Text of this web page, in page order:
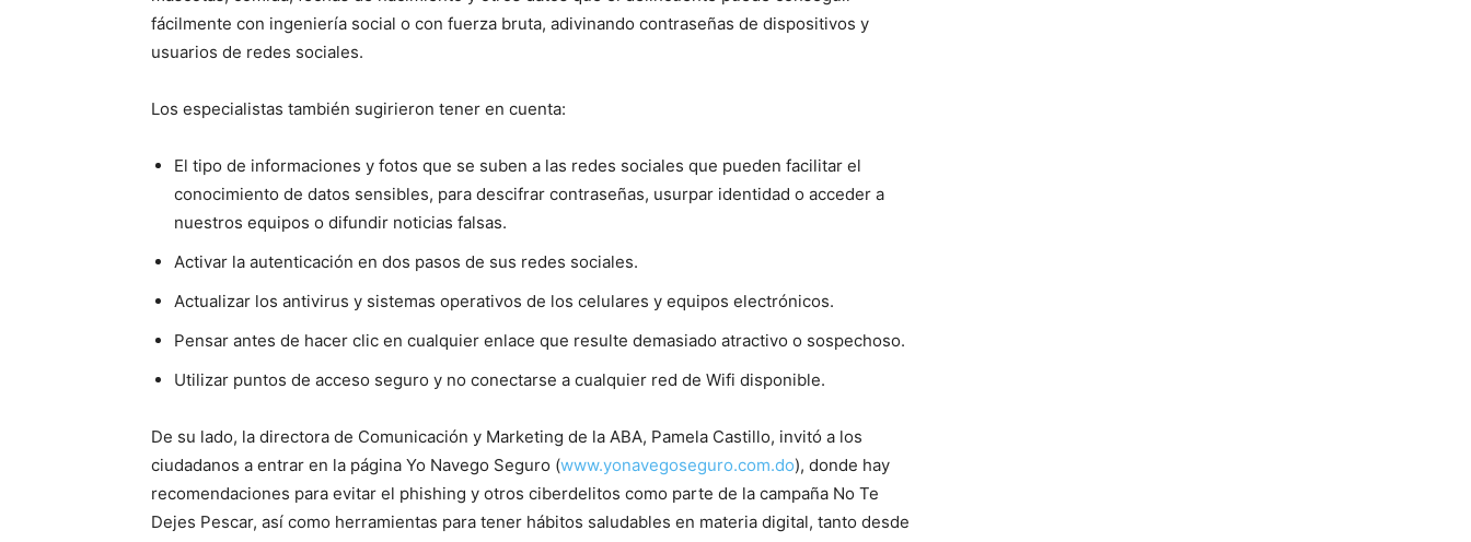
fácilmente con ingeniería social o con fuerza bruta, adivinando contraseñas de dispositivos y
usuarios de redes sociales.
Los especialistas también sugirieron tener en cuenta:
El tipo de informaciones y fotos que se suben a las redes sociales que pueden facilitar el
conocimiento de datos sensibles, para descifrar contraseñas, usurpar identidad o acceder a
nuestros equipos o difundir noticias falsas.
Activar la autenticación en dos pasos de sus redes sociales.
Actualizar los antivirus y sistemas operativos de los celulares y equipos electrónicos.
Pensar antes de hacer clic en cualquier enlace que resulte demasiado atractivo o sospechoso.
Utilizar puntos de acceso seguro y no conectarse a cualquier red de Wifi disponible.
De su lado, la directora de Comunicación y Marketing de la ABA, Pamela Castillo, invitó a los
ciudadanos a entrar en la página Yo Navego Seguro (www.yonavegoseguro.com.do), donde hay
recomendaciones para evitar el phishing y otros ciberdelitos como parte de la campaña No Te
Dejes Pescar, así como herramientas para tener hábitos saludables en materia digital, tanto desde